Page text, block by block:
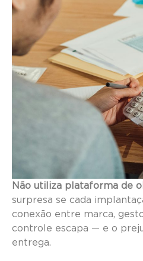
Não utiliza plataforma de
surpresa se cada
conexão entre marca,
controle escapa — e o
entrega.